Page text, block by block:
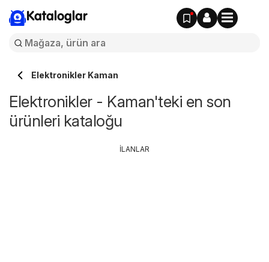
Kataloglar
Elektronikler Kaman
Elektronikler - Kaman'teki en son
ürünleri kataloğu
İLANLAR